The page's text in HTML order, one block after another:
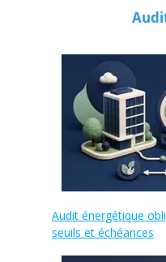
Audit énergétique
seuils et échéances